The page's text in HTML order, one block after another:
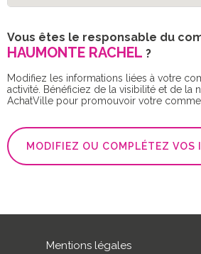
Vous êtes le responsable du
HAUMONTE RACHEL ?
Modifiez les informations liées à votre
activité. Bénéficiez de la visibilité et de la
AchatVille pour promouvoir votre
MODIFIEZ OU COMPLÉTEZ VOS
Mentions légales